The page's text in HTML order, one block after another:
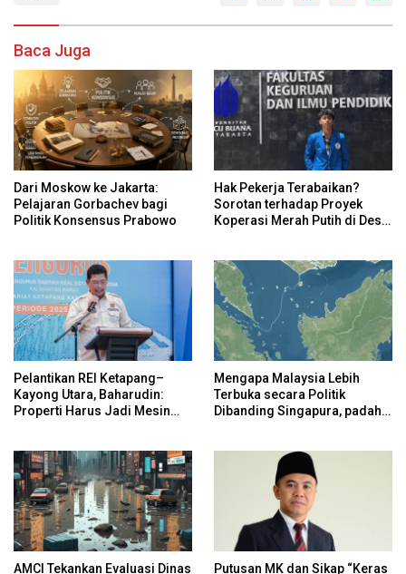
Baca Juga
Dari Moskow ke Jakarta:
Pelajaran Gorbachev bagi
Politik Konsensus Prabowo
Hak Pekerja Terabaikan?
Sorotan terhadap Proyek
Koperasi Merah Putih di Desa
Pelantikan REI Ketapang–
Kayong Utara, Baharudin:
Properti Harus Jadi Mesin
Mengapa Malaysia Lebih
Terbuka secara Politik
Dibanding Singapura, padahal
AMCI Tekankan Evaluasi Dinas Putusan MK dan Sikap “Keras